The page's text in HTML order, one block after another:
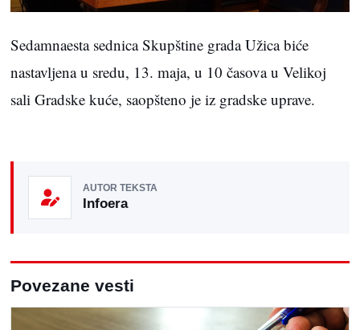
Sedamnaesta sednica Skupštine grada Užica biće
nastavljena u sredu, 13. maja, u 10 časova u Velikoj
sali Gradske kuće, saopšteno je iz gradske uprave.
AUTOR TEKSTA
Infoera
Povezane vesti